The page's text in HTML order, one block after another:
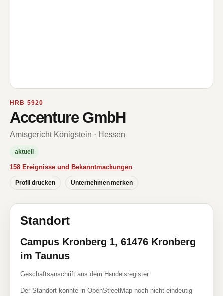
HRB 5920
Accenture GmbH
Amtsgericht Königstein · Hessen
aktuell
158 Ereignisse und Bekanntmachungen
Profil drucken Unternehmen merken
Standort
Campus Kronberg 1, 61476 Kronberg
im Taunus
Geschäftsanschrift aus dem Handelsregister
Der Standort konnte in OpenStreetMap noch nicht eindeutig